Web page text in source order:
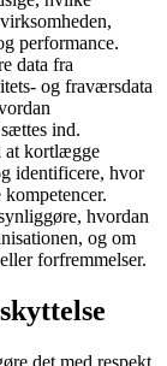
performance.
data fra
og fraværsdata
ind.
at kortlægge
identificere, hvor
hvordan
og om
forfremmelser.
det med respekt